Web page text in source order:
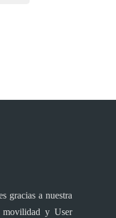
gracias a nuestra
movilidad y User